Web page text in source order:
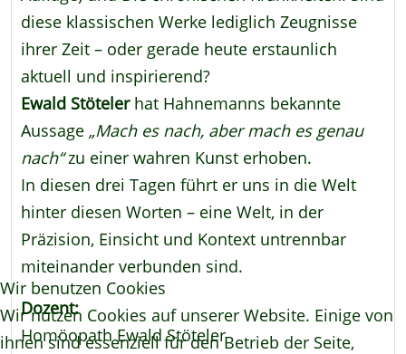
diese klassischen Werke lediglich Zeugnisse
ihrer Zeit – oder gerade heute erstaunlich
aktuell und inspirierend?
Ewald Stötelerhat Hahnemanns bekannte
Aussage „Mach es nach, aber mach es genau
nach“zu einer wahren Kunst erhoben.
In diesen drei Tagen führt er uns in die Welt
hinter diesen Worten – eine Welt, in der
Präzision, Einsicht und Kontext untrennbar
miteinander verbunden sind.
Dozent:
Homöopath Ewald Stöteler
Wir benutzen Cookies
Wir nutzen Cookies auf unserer Website. Einige von
ihnen sind essenziell für den Betrieb der Seite,